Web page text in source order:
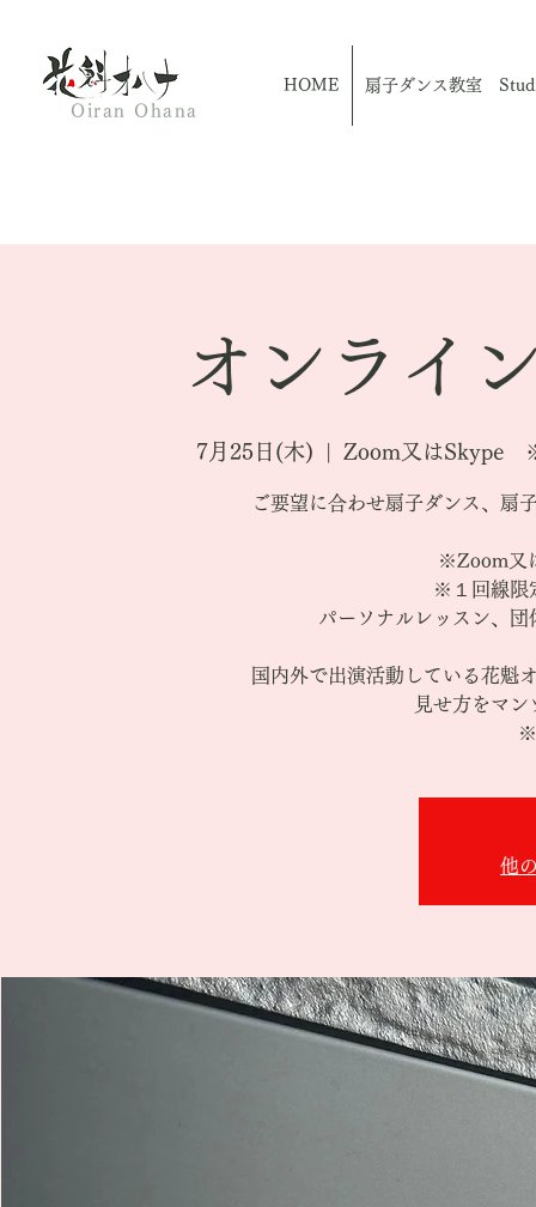
Oiran Ohana
HOME 扇子ダンス教室
オンライ
7月25日(木) Zoom又はSkype ※
ご要望に合わせ扇子ダンス、扇
※Zoom又
※１回線限
パーソナルレッスン、
国内外で出演活動している花魁
見せ方をマ
※
他